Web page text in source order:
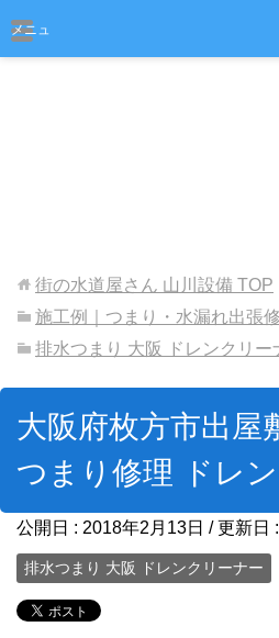
メニュ
街の水道屋さん 山川設備 TOP
施工例｜つまり・水漏れ出張
排水つまり 大阪 ドレンクリー
大阪府枚方市出屋
つまり修理 ドレ
公開日 : 2018年2月13日 / 更新日 :
排水つまり 大阪 ドレンクリーナー